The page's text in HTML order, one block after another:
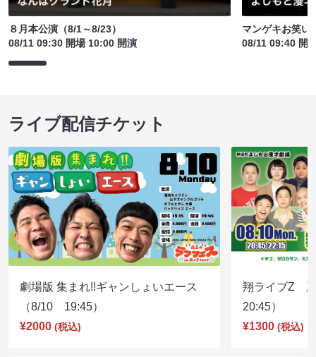
８月本公演（8/1～8/23）
08/11 09:30 開場 10:00 開演
マンゲキお笑い
08/11 09:40 開
ライブ配信チケット
劇場版 集まれ!!ギャンしょいエース
（8/10 19:45）
¥2000 (税込)
翔ライブZ
20:45）
¥1300 (税込)